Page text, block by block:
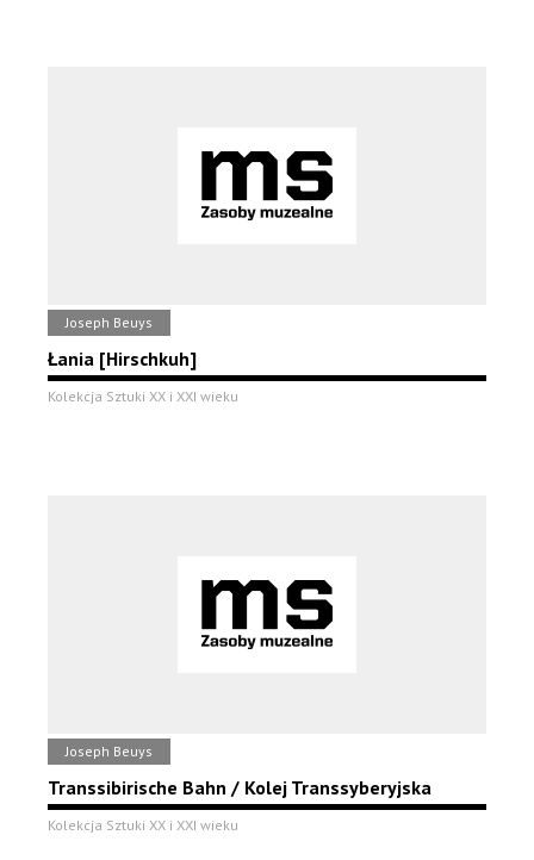
Joseph Beuys
Łania [Hirschkuh]
Kolekcja Sztuki XX i XXI wieku
Joseph Beuys
Transsibirische Bahn / Kolej Transsyberyjska
Kolekcja Sztuki XX i XXI wieku